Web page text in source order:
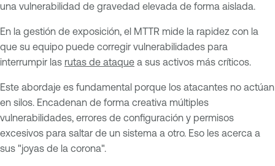
una vulnerabilidad de gravedad elevada de forma aislada.
En la gestión de exposición, el MTTR mide la rapidez con la
que su equipo puede corregir vulnerabilidades para
interrumpir las rutas de ataque a sus activos más críticos.
Este abordaje es fundamental porque los atacantes no actúan
en silos. Encadenan de forma creativa múltiples
vulnerabilidades, errores de configuración y permisos
excesivos para saltar de un sistema a otro. Eso les acerca a
sus "joyas de la corona".